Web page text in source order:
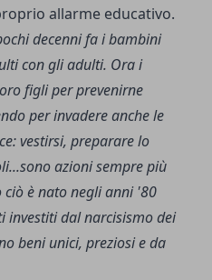
allarme educativo.
decenni fa i bambini
con gli adulti. Ora i
figli per prevenirne
per invadere anche le
vestirsi, preparare lo
azioni sempre più
ciò è nato negli anni '80
investiti dal narcisismo dei
beni unici, preziosi e da